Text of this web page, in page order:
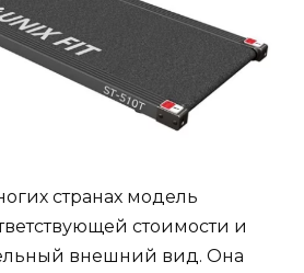
странах модель
стоимости и
внешний вид. Она